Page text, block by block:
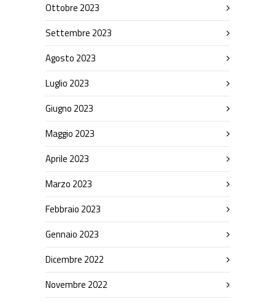
Ottobre 2023
Settembre 2023
Agosto 2023
Luglio 2023
Giugno 2023
Maggio 2023
Aprile 2023
Marzo 2023
Febbraio 2023
Gennaio 2023
Dicembre 2022
Novembre 2022